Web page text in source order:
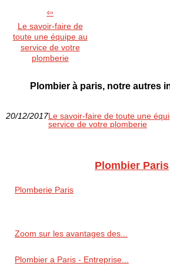
Le savoir-faire de
toute une équipe au
service de votre
plomberie
Plombier à paris, notre autres
20/12/2017Le savoir-faire de toute une
service de votre plomberie
Plombier Paris
Plomberie Paris
Zoom sur les avantages des...
Plombier a Paris - Entreprise...